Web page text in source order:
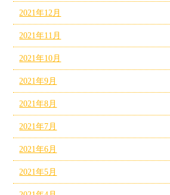
2021年12月
2021年11月
2021年10月
2021年9月
2021年8月
2021年7月
2021年6月
2021年5月